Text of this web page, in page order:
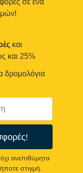
και
και 25%
δρομολόγια
ανεπιθύμητα
στιγμή.